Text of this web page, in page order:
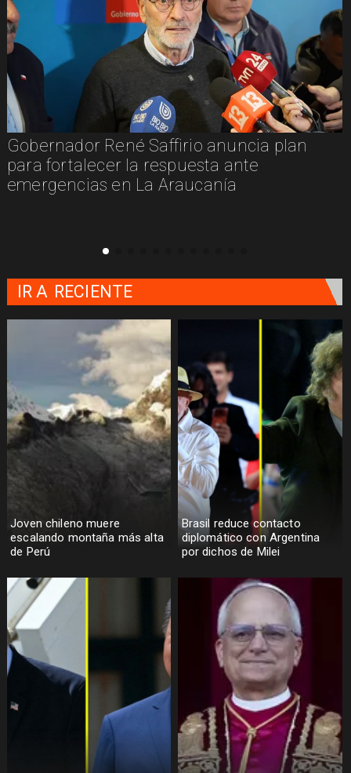
Gobernador René Saffirio anuncia plan
para fortalecer la respuesta ante
emergencias en La Araucanía
Joven chileno muere
escalando montaña más alta
de Perú
Brasil reduce contacto
diplomático con Argentina
por dichos de Milei
IR A RECIENTE